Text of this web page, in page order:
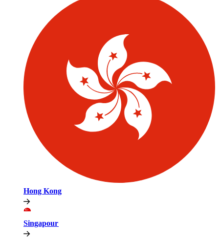
Hong Kong​​
Singapour​​